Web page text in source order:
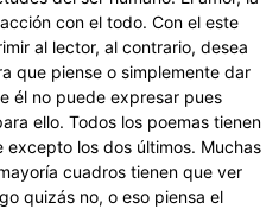
con el todo. Con el este
al lector, al contrario, desea
que piense o simplemente dar
él no puede expresar pues
ello. Todos los poemas tienen
los dos últimos. Muchas
cuadros tienen que ver
quizás no, o eso piensa el